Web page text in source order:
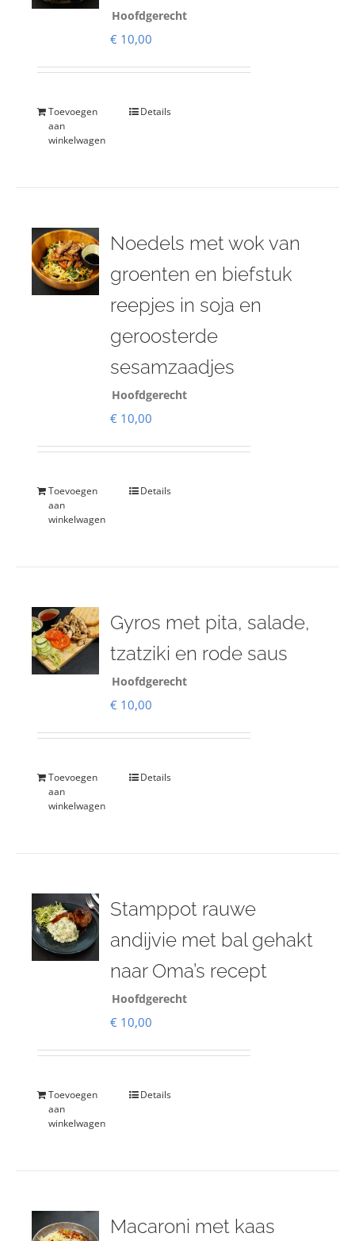
Hoofdgerecht
€ 10,00
Toevoegen
aan
winkelwagen
Details
Noedels met wok van
groenten en biefstuk
reepjes in soja en
geroosterde
sesamzaadjes
Hoofdgerecht
€ 10,00
Toevoegen
aan
winkelwagen
Details
Gyros met pita, salade,
tzatziki en rode saus
Hoofdgerecht
€ 10,00
Toevoegen
aan
winkelwagen
Details
Stamppot rauwe
andijvie met bal gehakt
naar Oma’s recept
Hoofdgerecht
€ 10,00
Toevoegen
aan
winkelwagen
Details
Macaroni met kaas